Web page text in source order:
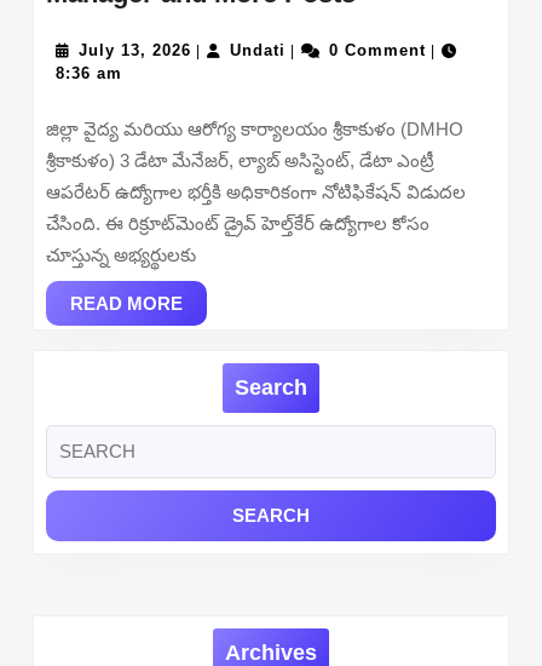
Recruitment
–
Apply
Offline
DEO,
July 13, 2026 July
| Undati Undati
| 0 Comment |
8:36 am
జిల్లా వైద్య మరియు ఆరోగ్య కార్యాలయం శ్రీకాకుళం (DMHO
శ్రీకాకుళం) 3 డేటా మేనేజర్, ల్యాబ్ అసిస్టెంట్, డేటా ఎంట్రీ
ఆపరేటర్ ఉద్యోగాల భర్తీకి అధికారికంగా నోటిఫికేషన్ విడుదల
చేసింది. ఈ రిక్రూట్‌మెంట్ డ్రైవ్ హెల్త్‌కేర్ ఉద్యోగాల కోసం
చూస్తున్న అభ్యర్థులకు
READ MOREREAD
MORE
Search
for:
Archives